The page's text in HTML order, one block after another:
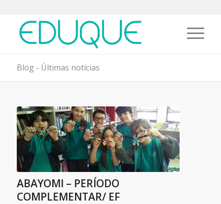
Blog - Últimas notícias
ABAYOMI – PERÍODO
COMPLEMENTAR/ EF